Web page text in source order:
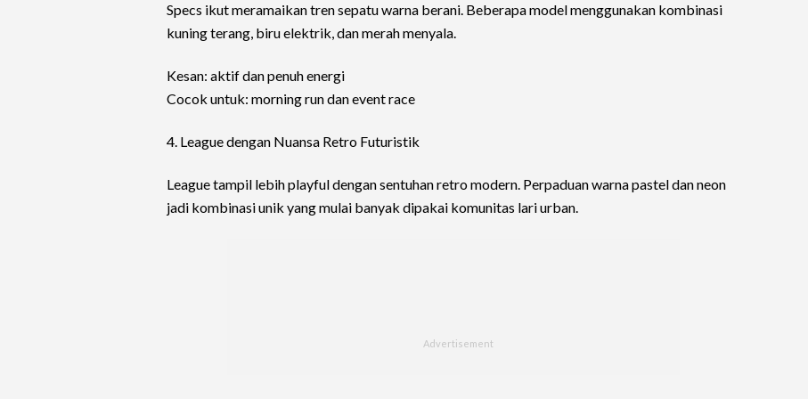
Specs ikut meramaikan tren sepatu warna berani. Beberapa model menggunakan kombinasi
kuning terang, biru elektrik, dan merah menyala.
Kesan: aktif dan penuh energi
Cocok untuk: morning run dan event race
4. League dengan Nuansa Retro Futuristik
League tampil lebih playful dengan sentuhan retro modern. Perpaduan warna pastel dan neon
jadi kombinasi unik yang mulai banyak dipakai komunitas lari urban.